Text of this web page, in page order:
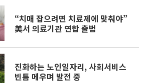
“치매 잡으려면 치료제에 맞춰야”
美서 의료기관 연합 출범
진화하는 노인일자리, 사회서비스
빈틈 메우며 발전 중